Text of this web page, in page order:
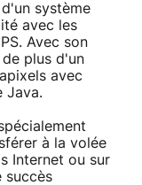
système
avec les
Avec son
plus d'un
avec
Java.
à la volée
Internet ou sur
succès